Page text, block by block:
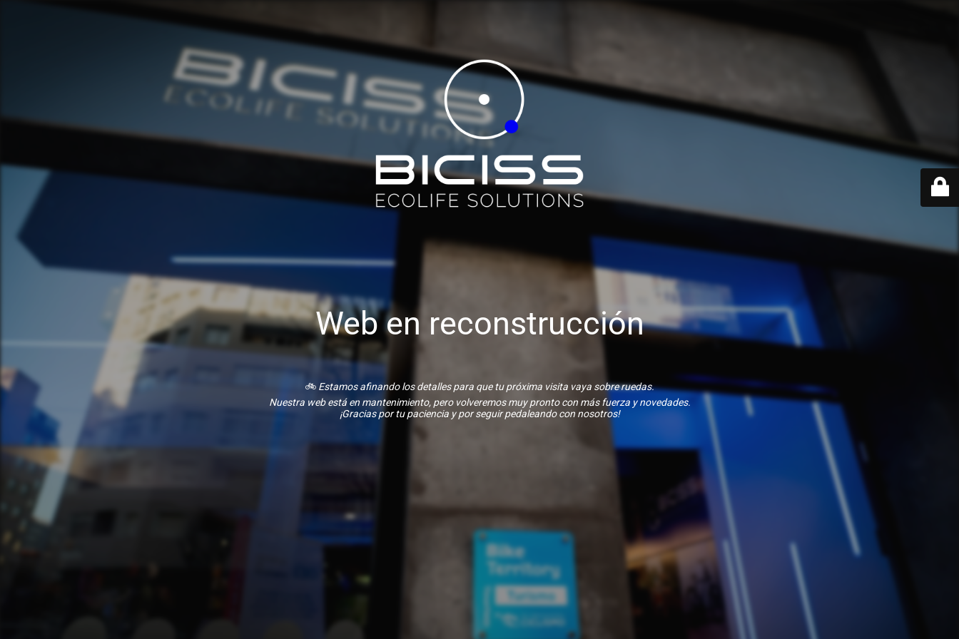
Web en reconstrucción
🚲 Estamos afinando los detalles para que tu próxima visita vaya sobre ruedas.
Nuestra web está en mantenimiento, pero volveremos muy pronto con más fuerza y novedades.
¡Gracias por tu paciencia y por seguir pedaleando con nosotros!